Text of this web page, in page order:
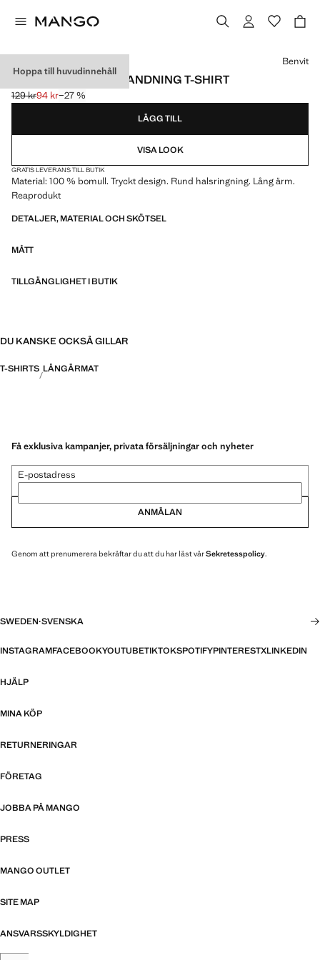
Hoppa till huvudinnehåll
TRYCKT BOMULL-BLANDNING T-SHIRT
Ursprungligt pris överstruket [129 kr ]
129 kr
Gällande pris [94 kr ]
94 kr−27 %
Välj en färg
Benvit
LÄGG TILL
VISA LOOK
GRATIS LEVERANS TILL BUTIK
Material: 100 % bomull. Tryckt design. Rund halsringning. Lång ärm.
Reaprodukt
DETALJER, MATERIAL OCH SKÖTSEL
MÅTT
TILLGÄNGLIGHET I BUTIK
DU KANSKE OCKSÅ GILLAR
T-SHIRTS LÅNGÄRMAT
Få exklusiva kampanjer, privata försäljningar och nyheter
E-postadress
ANMÄLAN
Genom att prenumerera bekräftar du att du har läst vårSekretesspolicy.
SWEDEN·SVENSKA
INSTAGRAMFACEBOOKYOUTUBETIKTOKSPOTIFYPINTERESTXLINKEDIN
HJÄLP
MINA KÖP
RETURNERINGAR
FÖRETAG
JOBBA PÅ MANGO
PRESS
MANGO OUTLET
SITE MAP
ANSVARSSKYLDIGHET